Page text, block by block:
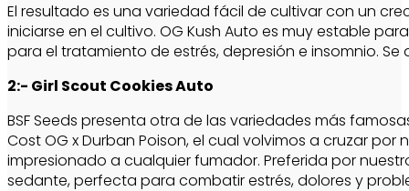
El resultado es una variedad fácil de cultivar con un
iniciarse en el cultivo. OG Kush Auto es muy estable
para el tratamiento de estrés, depresión e insomnio.
2:- Girl Scout Cookies Auto
BSF Seeds presenta otra de las variedades más
Cost OG x Durban Poison, el cual volvimos a cruzar
impresionado a cualquier fumador. Preferida por
sedante, perfecta para combatir estrés, dolores y